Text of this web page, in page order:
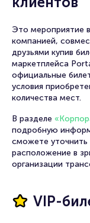
Брокерам
Это мероприятие
компанией,
друзьями купив
маркетплейса
официальные
условия
количества мест.
В разделе
подробную
сможете уточнить
расположение в
организации
VIP-